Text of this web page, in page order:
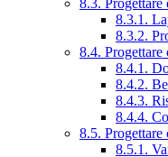
8.3.1.
8.3.2.
8.4. Progettare
8.4.1.
8.4.2.
8.4.3.
8.4.4.
8.5.
8.5.1.